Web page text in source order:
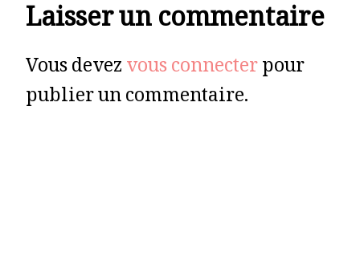
Laisser un commentaire
Vous devezvous connecterpour
publier un commentaire.